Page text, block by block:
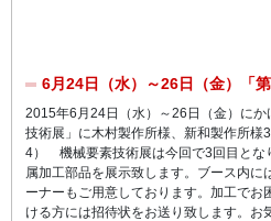
6月24日（水）～26日（金）「
2015年6月24日（水）～26日（金）に
技術展」に木村製作所様、新和製作所
4） 機械要素技術展は今回で3回目とな
属加工部品を展示致します。ブース内
ーナーもご用意しております。加工で
ける方には招待状をお送り致します。お